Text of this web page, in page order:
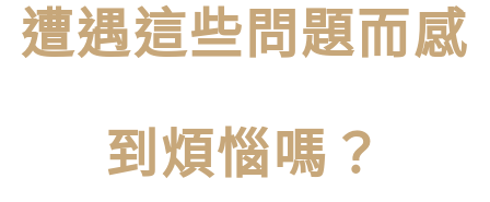
遭遇這些問題而感
到煩惱嗎？